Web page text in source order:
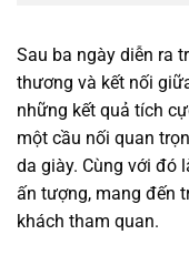
Sau ba ngày diễn ra
thương và kết nối
những kết quả tích
một cầu nối quan
da giày. Cùng với đó
ấn tượng, mang đến
khách tham quan.